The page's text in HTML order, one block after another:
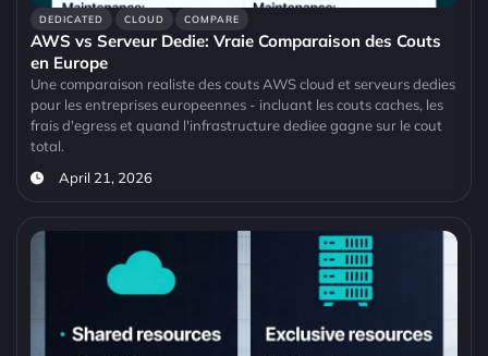
DEDICATED CLOUD COMPARE
AWS vs Serveur Dedie: Vraie Comparaison des Couts
en Europe
Une comparaison realiste des couts AWS cloud et serveurs dedies
pour les entreprises europeennes - incluant les couts caches, les
frais d'egress et quand l'infrastructure dediee gagne sur le cout
total.
April 21, 2026